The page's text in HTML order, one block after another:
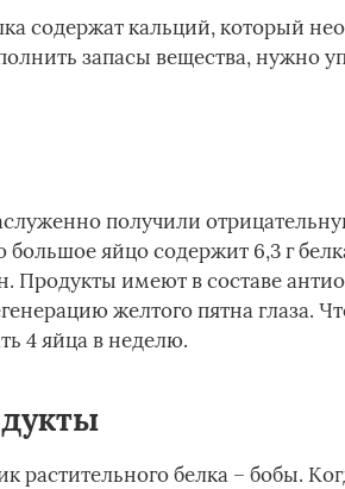
содержат кальций, который
запасы вещества, нужно
получили
яйцо содержит 6,3 г
Продукты имеют в составе
желтого пятна глаза.
4 яйца в неделю.
растительного белка – бобы.